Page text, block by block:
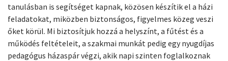
tanulásban is segítséget kapnak, közösen készítik el a házi
feladatokat, miközben biztonságos, figyelmes közeg veszi
őket körül. Mi biztosítjuk hozzá a helyszínt, a fűtést és a
működés feltételeit, a szakmai munkát pedig egy nyugdíjas
pedagógus házaspár végzi, akik napi szinten foglalkoznak